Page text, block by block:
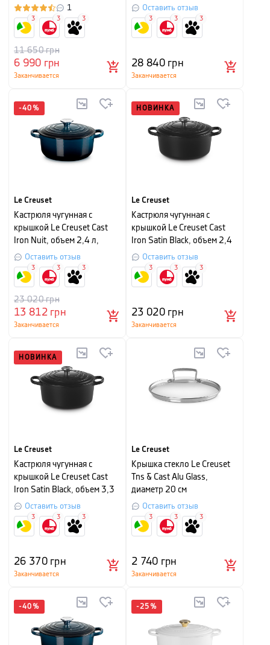
Baker, длина 34 см, объем
1,6 л
1
6 990 грн
11 650грн
Заканчивается
3 3 3
Оставить отзыв
28 840грн
Заканчивается
3 3 3
-40 %
Le Creuset
Кастрюля чугунная с
крышкой Le Creuset Cast
Iron Nuit, объем 2,4 л,
диаметр 20 см
Оставить отзыв
13 812 грн
23 020грн
Заканчивается
3 3 3
НОВИНКА
Le Creuset
Кастрюля чугунная с
крышкой Le Creuset Cast
Iron Satin Black, объем 2,4
л, диаметр 20 см
Оставить отзыв
23 020грн
Заканчивается
3 3 3
НОВИНКА
Le Creuset
Кастрюля чугунная с
крышкой Le Creuset Cast
Iron Satin Black, объем 3,3
л, диаметр 22 см
Оставить отзыв
26 370грн
Заканчивается
3 3 3
Le Creuset
Крышка стекло Le Creuset
Tns & Cast Alu Glass,
диаметр 20 см
Оставить отзыв
2 740 грн
Заканчивается
3 3 3
-40 % -25 %